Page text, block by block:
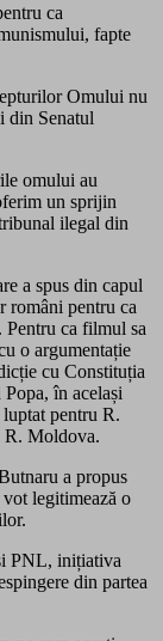
ca
fapte
Omului nu
din Senatul
omului au
un sprijin
ilegal din
a spus din capul
români pentru ca
ca filmul sa
o argumentație
cu Constituția
în același
pentru R.
R. Moldova.
a propus
legitimează o
PNL, inițiativa
din partea